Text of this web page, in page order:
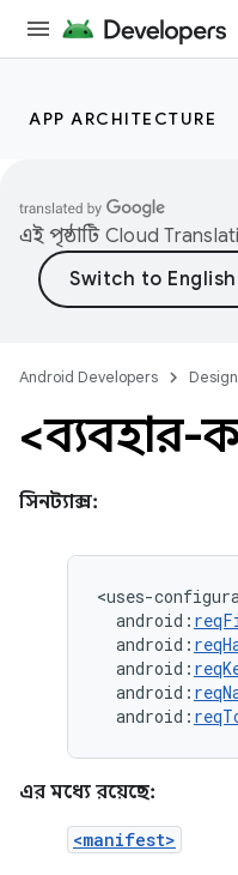
APP ARCHITECTURE
এই পৃষ্ঠাটি Cloud
Android Developers
<ব্যবহার-
সিনট্যাক্স:
android:
android:
android:
android:
android:
এর মধ্যে রয়েছে:
<manifest>